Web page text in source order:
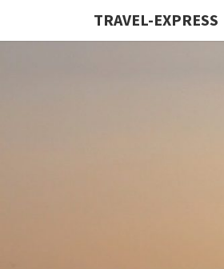
TRAVEL-EXPRESS